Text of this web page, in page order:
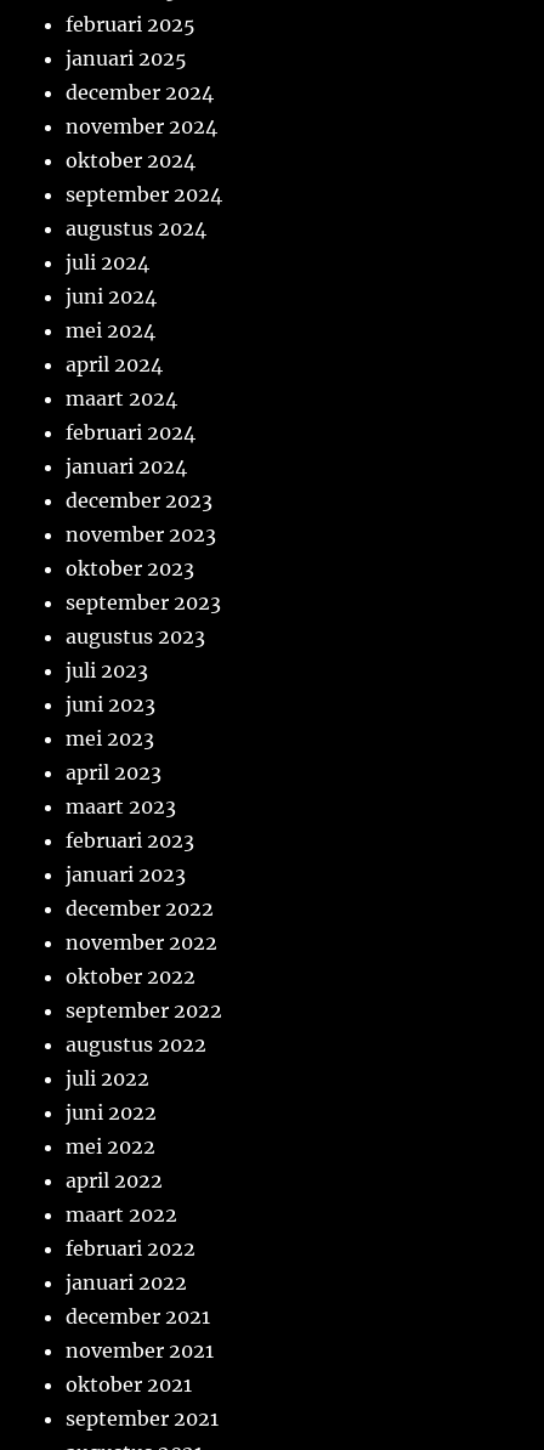
februari 2025
januari 2025
december 2024
november 2024
oktober 2024
september 2024
augustus 2024
juli 2024
juni 2024
mei 2024
april 2024
maart 2024
februari 2024
januari 2024
december 2023
november 2023
oktober 2023
september 2023
augustus 2023
juli 2023
juni 2023
mei 2023
april 2023
maart 2023
februari 2023
januari 2023
december 2022
november 2022
oktober 2022
september 2022
augustus 2022
juli 2022
juni 2022
mei 2022
april 2022
maart 2022
februari 2022
januari 2022
december 2021
november 2021
oktober 2021
september 2021